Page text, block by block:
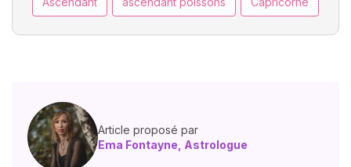
Article proposé par
Ema Fontayne, Astrologue